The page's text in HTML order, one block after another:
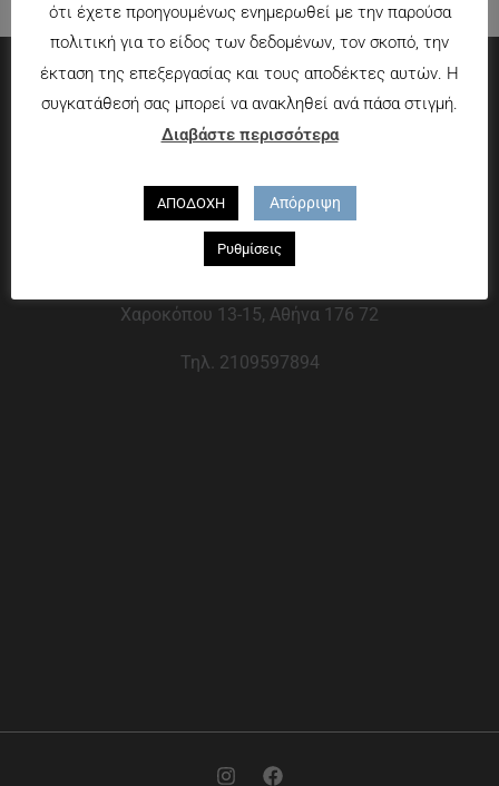
Πληροφορίες
Τρόποι αποστολής
Πολιτική επιστροφών
Που θα μας βρείτε
Χαροκόπου 13-15, Αθήνα 176 72
Τηλ. 2109597894
ότι έχετε προηγουμένως ενημερωθεί με την παρούσα
πολιτική για το είδος των δεδομένων, τον σκοπό, την
έκταση της επεξεργασίας και τους αποδέκτες αυτών. Η
συγκατάθεσή σας μπορεί να ανακληθεί ανά πάσα στιγμή.
Διαβάστε περισσότερα
ΑΠΟΔΟΧΗ Απόρριψη
Ρυθμίσεις